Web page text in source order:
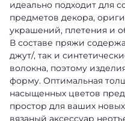
идеально подходит для
предметов декора,
украшений, плетения и
В составе пряжи
джут/, так и
волокна, поэтому
форму. Оптимальная
насыщенных цветов
простор для ваших
вязаный аксессуар